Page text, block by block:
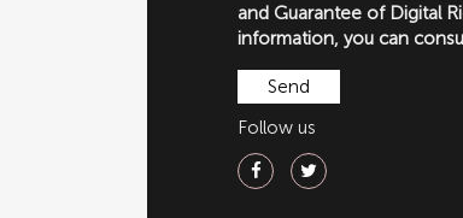
and Guarantee of Digital
information, you can
Follow us